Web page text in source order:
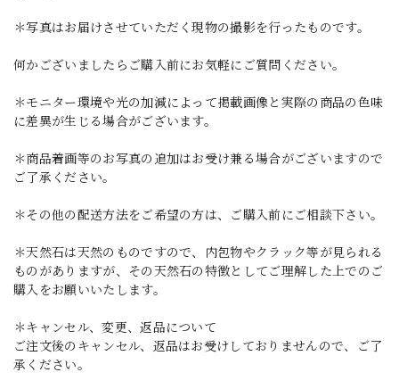
＊写真はお届けさせていただく現物の撮影を行ったものです。
何かございましたらご購入前にお気軽にご質問ください。
＊モニター環境や光の加減によって掲載画像と実際の商品の色味
に差異が生じる場合がございます。
＊商品着画等のお写真の追加はお受け兼る場合がございますので
ご了承ください。
＊その他の配送方法をご希望の方は、ご購入前にご相談下さい。
＊天然石は天然のものですので、内包物やクラック等が見られる
ものがありますが、その天然石の特徴としてご理解した上でのご
購入をお願いいたします。
＊キャンセル、変更、返品について
ご注文後のキャンセル、返品はお受けしておりませんので、ご了
承ください。